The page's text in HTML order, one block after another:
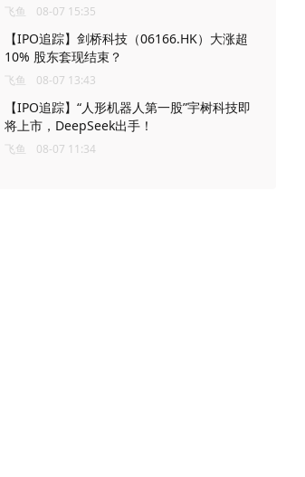
飞鱼 08-07 15:35
【IPO追踪】剑桥科技（06166.HK）大涨超
10% 股东套现结束？
飞鱼 08-07 13:43
【IPO追踪】“人形机器人第一股”宇树科技即
将上市，DeepSeek出手！
飞鱼 08-07 11:34